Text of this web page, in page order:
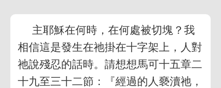
主耶穌在何時，在何處被切塊？我
相信這是發生在祂掛在十字架上，人對
祂說殘忍的話時。請想想馬可十五章二
十九至三十二節：『經過的人褻瀆祂，